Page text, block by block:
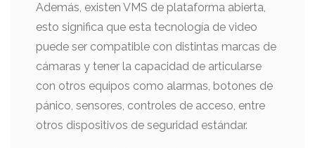
Además, existen VMS de plataforma abierta,
esto significa que esta tecnología de video
puede ser compatible con distintas marcas de
cámaras y tener la capacidad de articularse
con otros equipos como alarmas, botones de
pánico, sensores, controles de acceso, entre
otros dispositivos de seguridad estándar.